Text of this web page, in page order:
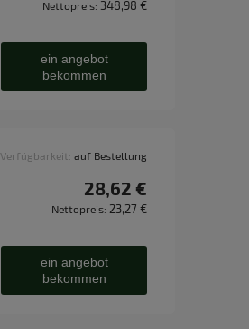
Nettopreis: 348,98 €
ein angebot
bekommen
Verfügbarkeit: auf Bestellung
28,62 €
Nettopreis: 23,27 €
ein angebot
bekommen